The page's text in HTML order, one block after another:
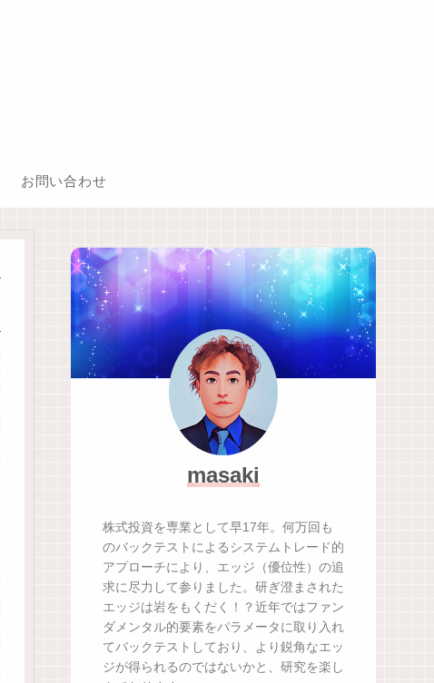
お問い合わせ
masaki
株式投資を専業として早17年。何万回も
のバックテストによるシステムトレード的
アプローチにより、エッジ（優位性）の追
求に尽力して参りました。研ぎ澄まされた
エッジは岩をもくだく！？近年ではファン
ダメンタル的要素をパラメータに取り入れ
てバックテストしており、より鋭角なエッ
ジが得られるのではないかと、研究を楽し